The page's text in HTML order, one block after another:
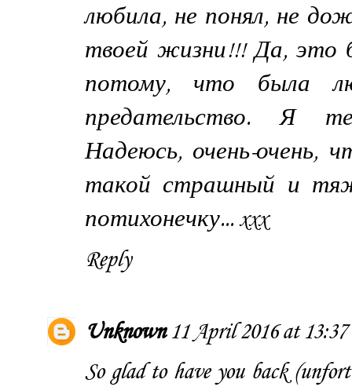
любила, не понял, не
твоей жизни!!! Да, это
потому, что была
предательство. Я
Надеюсь, очень-очень,
такой страшный и
потихонечку... xxx
Reply
Unknown 11 April 2016 at 13:37
So glad to have you back